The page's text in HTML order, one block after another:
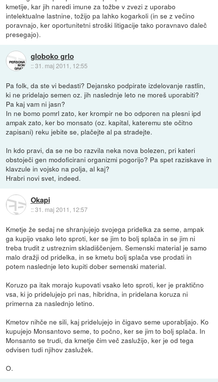
kmetije, kar jih naredi imune za tožbe v zvezi z uporabo
intelektualne lastnine, tožijo pa lahko kogarkoli (in se z večino
poravnajo, ker oportunitetni stroški litigacije tako poravnavo daleč
presegajo).
globoko grlo
::31. maj 2011, 12:55
Pa folk, da ste vi bedasti? Dejansko podpirate izdelovanje rastlin,
ki ne pridelajo semen oz. jih naslednje leto ne moreš uporabiti?
Pa kaj vam ni jasn?
In ne bomo pomrl zato, ker krompir ne bo odporen na plesni ipd
ampak zato, ker bo monsato (oz. kapital, kateremu ste očitno
zapisani) reku jebite se, plačejte al pa stradejte.
In kdo pravi, da se ne bo razvila neka nova bolezen, pri kateri
obstoječi gen modoficirani organizmi pogorijo? Pa spet raziskave in
klavzule in vojsko na polja, al kaj?
Hrabri novi svet, indeed.
Okapi
::31. maj 2011, 12:57
Kmetje že sedaj ne shranjujejo svojega pridelka za seme, ampak
ga kupijo vsako leto sproti, ker se jim to bolj splača in se jim ni
treba trudit z ustreznim skladiščenjem. Semenski material je samo
malo dražji od pridelka, in se kmetu bolj splača vse prodati in
potem naslednje leto kupiti dober semenski material.
Koruzo pa itak morajo kupovati vsako leto sproti, ker je praktično
vsa, ki jo pridelujejo pri nas, hibridna, in pridelana koruza ni
primerna za naslednjo letino.
Kmetov nihče ne sili, kaj pridelujejo in čigavo seme uporabljajo. Ko
kupujejo Monsantovo seme, to počno, ker se jim to bolj splača. In
Monsanto se trudi, da kmetje čim več zaslužijo, ker je od tega
odvisen tudi njihov zaslužek.
O.